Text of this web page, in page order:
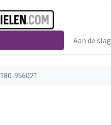
Aan de slag
180-956021